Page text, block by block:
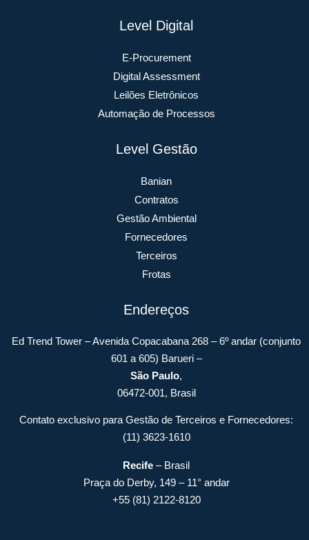
Level Digital
E-Procurement
Digital Assessment
Leilões Eletrônicos
Automação de Processos
Level Gestão
Banian
Contratos
Gestão Ambiental
Fornecedores
Terceiros
Frotas
Endereços
Ed Trend Tower – Avenida Copacabana 268 – 6º andar (conjunto
601 a 605) Barueri –
São Paulo,
06472-001, Brasil
Contato exclusivo para Gestão de Terceiros e Fornecedores:
(11) 3623-1610
Recife – Brasil
Praça do Derby, 149 – 11° andar
+55 (81) 2122-8120